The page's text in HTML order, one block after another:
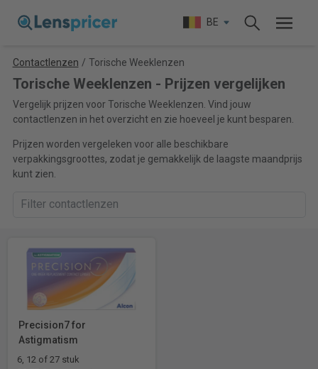
BE
Contactlenzen / Torische Weeklenzen
Torische Weeklenzen - Prijzen vergelijken
Vergelijk prijzen voor Torische Weeklenzen. Vind jouw
contactlenzen in het overzicht en zie hoeveel je kunt besparen.
Prijzen worden vergeleken voor alle beschikbare
verpakkingsgroottes, zodat je gemakkelijk de laagste maandprijs
kunt zien.
Precision7 for
Astigmatism
6, 12 of 27 stuk